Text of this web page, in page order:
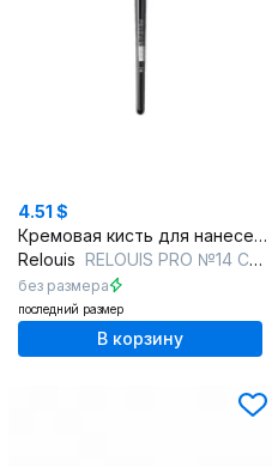
4.51 $
Кремовая кисть для нанесения консилера и теней
Relouis RELOUIS PRO №14 Concealer&Сreamy Textures Brush
без размера
последний размер
В корзину